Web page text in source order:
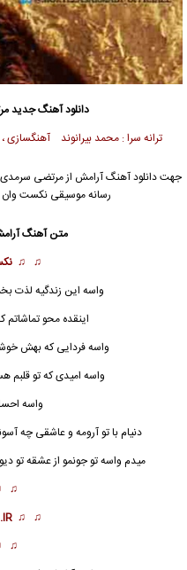
دانلود آهنگ جدید
ترانه سرا : محمد بیرانوند
جهت دانلود آهنگ آرامش ازمرتضی سرمدی
رسانه موسیقی نکست وان
متن آهنگ
♫ ♫
واسه این زندگیه لذت
اینقده محو تماشاتم
واسه فردایی که بهش
واسه امیدی که تو
واسه
دنیام با تو آرومه و عاشقی چه
میدم واسه تو جونمو از عشقه تو
♫
♫ ♫
♫